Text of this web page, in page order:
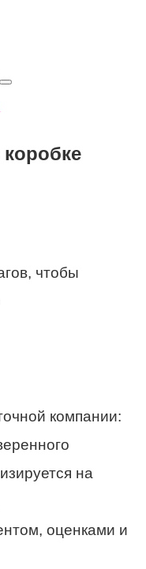
коробке
чтобы
компании:
на
оценками и